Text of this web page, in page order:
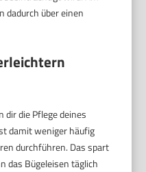
dadurch über einen
die Pflege deines
damit weniger häufig
durchführen. Das spart
das Bügeleisen täglich